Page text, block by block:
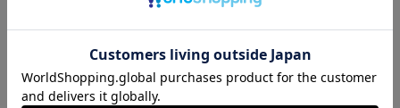
フォーム オーセンティッ
クモデル:FP1st
21,450円～25,950円
会員特典
ジュビロ磐田 チルタリ
ス タオルマフラー
2,500円
ジュビロ磐田 ピカチュ
ウ タオルマフラー
2,500円